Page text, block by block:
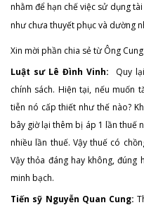
nhằm để hạn chế việc sử dụng
như chưa thuyết phục và dường
Xin mời phần chia sẻ từ Ông
Luật sư Lê Đình Vinh:
Quy
chính sách. Hiện tại, nếu muốn
tiễn nó cấp thiết như thế nào?
bây giờ lại thêm bị áp 1 lần thuế
nhiều lần thuế. Vậy thuế có
Vậy thỏa đáng hay không,
minh bạch.
Tiến sỹ Nguyễn Quan Cung: